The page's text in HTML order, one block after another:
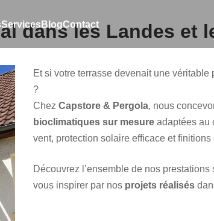
Services BlogContact
dans les Landes et
Et si votre terrasse devenait une
?
Chez Capstore & Pergola, nous
bioclimatiques sur mesure adaptées au
vent, protection solaire efficace et
Découvrez l’ensemble de nos prestations
vous inspirer par nos projets réalisés